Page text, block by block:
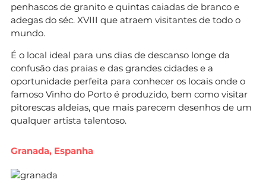
penhascos de granito e quintas caiadas de branco e
adegas do séc. XVIII que atraem visitantes de todo o
mundo.
É o local ideal para uns dias de descanso longe da
confusão das praias e das grandes cidades e a
oportunidade perfeita para conhecer os locais onde o
famoso Vinho do Porto é produzido, bem como visitar
pitorescas aldeias, que mais parecem desenhos de um
qualquer artista talentoso.
Granada, Espanha